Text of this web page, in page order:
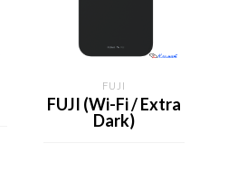
FUJI
FUJI (Wi-Fi / Extra
Dark)